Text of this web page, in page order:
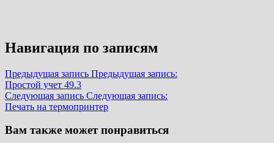
Навигация по записям
Предыдущая запись Предыдущая запись:
Простой учет 49.3
Следующая запись Следующая запись:
Печать на термопринтер
Вам также может понравиться